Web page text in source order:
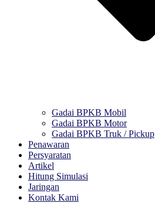
Gadai BPKB Mobil
Gadai BPKB Motor
Gadai BPKB Truk / Pickup
Penawaran
Persyaratan
Artikel
Hitung Simulasi
Jaringan
Kontak Kami